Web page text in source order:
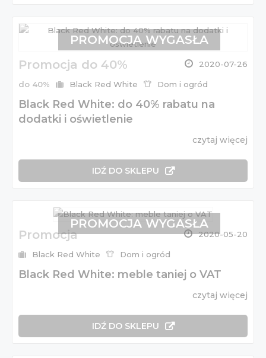
Promocja do 40% 2020-07-26
do 40% Black Red White Dom i ogród
Black Red White: do 40% rabatu na
dodatki i oświetlenie
czytaj więcej
IDŹ DO SKLEPU
PROMOCJA WYGASŁA
Promocja 2020-05-20
Black Red White Dom i ogród
Black Red White: meble taniej o VAT
czytaj więcej
IDŹ DO SKLEPU
PROMOCJA WYGASŁA